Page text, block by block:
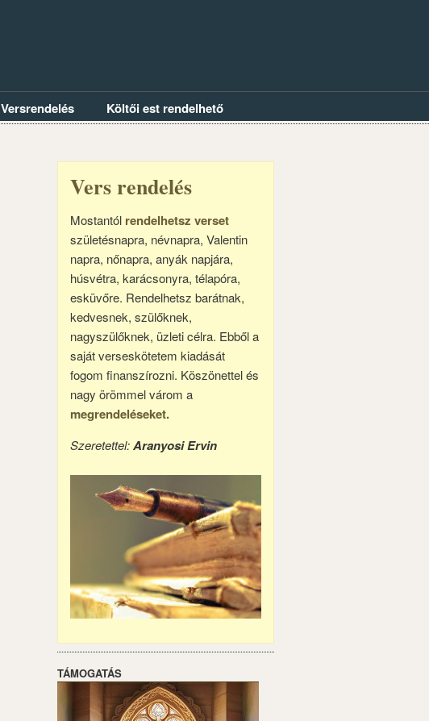
Versrendelés Költői est rendelhető
Vers rendelés
Mostantól rendelhetsz verset
születésnapra, névnapra, Valentin
napra, nőnapra, anyák napjára,
húsvétra, karácsonyra, télapóra,
esküvőre. Rendelhetsz barátnak,
kedvesnek, szülőknek,
nagyszülőknek, üzleti célra. Ebből a
saját verseskötetem kiadását
fogom finanszírozni. Köszönettel és
nagy örömmel várom a
megrendeléseket.
Szeretettel:Aranyosi Ervin
TÁMOGATÁS